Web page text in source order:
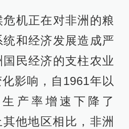
机正在对非洲的粮
和经济发展造成严
民经济的支柱农业
影响，自1961年以
产率增速下降了
他地区相比，非洲